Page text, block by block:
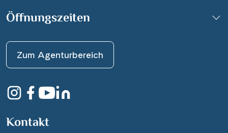
Öffnungszeiten
Zum Agenturbereich
Kontakt